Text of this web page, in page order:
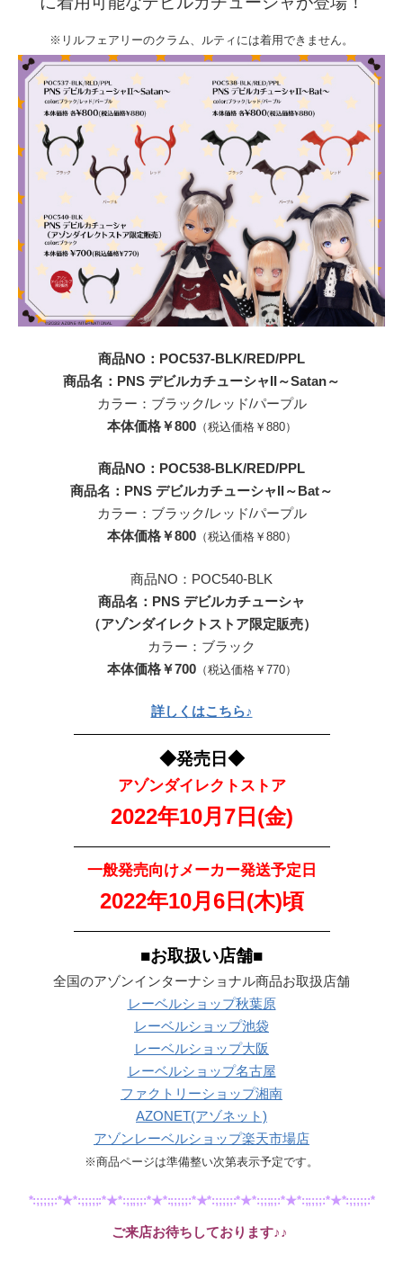
※リルフェアリーのクラム、ルティには着用できません。
商品NO：POC537-BLK/RED/PPL
商品名：PNS デビルカチューシャII～Satan～
カラー：ブラック/レッド/パープル
本体価格￥800（税込価格￥880）
商品NO：POC538-BLK/RED/PPL
商品名：PNS デビルカチューシャII～Bat～
カラー：ブラック/レッド/パープル
本体価格￥800（税込価格￥880）
商品NO：POC540-BLK
商品名：PNS デビルカチューシャ
（アゾンダイレクトストア限定販売）
カラー：ブラック
本体価格￥700（税込価格￥770）
詳しくはこちら♪
———————————————————
◆発売日◆
アゾンダイレクトストア
2022年10月7日(金)
———————————————————
一般発売向けメーカー発送予定日
2022年10月6日(木)頃
———————————————————
■お取扱い店舗■
全国のアゾンインターナショナル商品お取扱店舗
レーベルショップ秋葉原
レーベルショップ池袋
レーベルショップ大阪
レーベルショップ名古屋
ファクトリーショップ湘南
AZONET(アゾネット)
アゾンレーベルショップ楽天市場店
※商品ページは準備整い次第表示予定です。
*:;;;;;:*★*:;;;;;:*★*:;;;;;:*★*:;;;;;:*★*:;;;;;:*★*:;;;;;:*★*:;;;;;:*★*:;;;;;:*
ご来店お待ちしております♪♪